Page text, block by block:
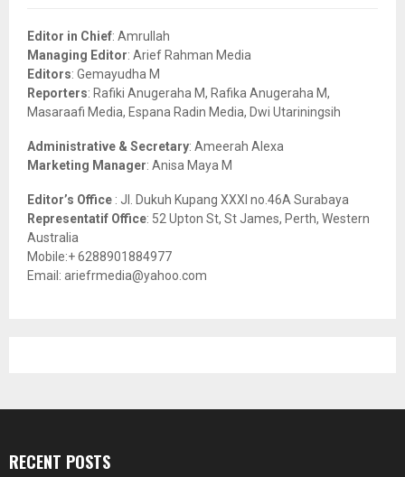
o
r
:
Editor in Chief: Amrullah
Managing Editor: Arief Rahman Media
Editors: Gemayudha M
Reporters: Rafiki Anugeraha M, Rafika Anugeraha M,
Masaraafi Media, Espana Radin Media, Dwi Utariningsih
Administrative & Secretary: Ameerah Alexa
Marketing Manager: Anisa Maya M
Editor’s Office : Jl. Dukuh Kupang XXXI no.46A Surabaya
Representatif Office: 52 Upton St, St James, Perth, Western
Australia
Mobile:+ 6288901884977
Email: ariefrmedia@yahoo.com
RECENT POSTS